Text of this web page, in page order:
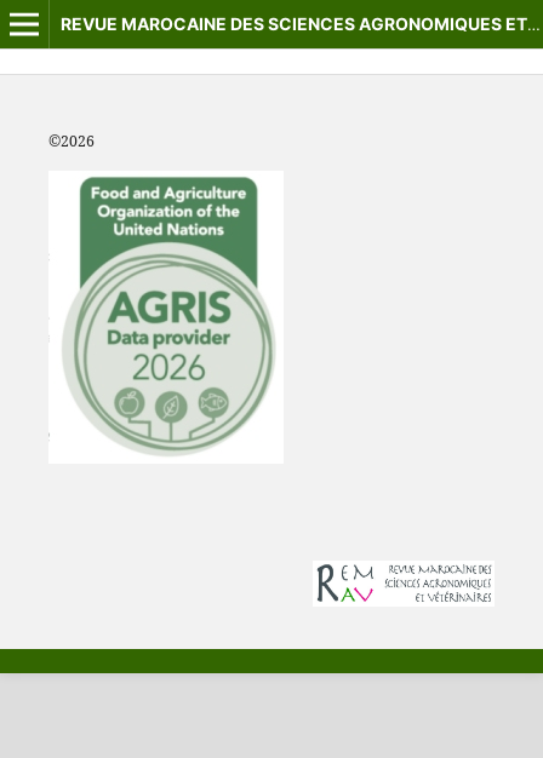
REVUE MAROCAINE DES SCIENCES AGRONOMIQUES ET VÉTÉRINAIRES
©2026